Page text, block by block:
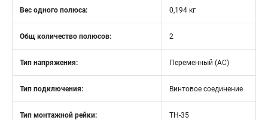
Вес одного полюса: 0,194 кг
Общ количество полюсов: 2
Тип напряжения: Переменный (AC)
Тип подключения: Винтовое соединение
Тип монтажной рейки: ТН-35